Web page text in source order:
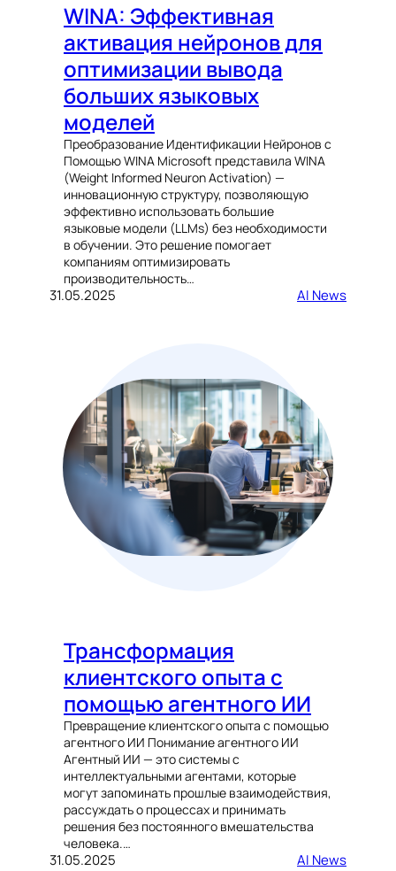
WINA: Эффективная
активация нейронов для
оптимизации вывода
больших языковых
моделей
Преобразование Идентификации Нейронов с
Помощью WINA Microsoft представила WINA
(Weight Informed Neuron Activation) —
инновационную структуру, позволяющую
эффективно использовать большие
языковые модели (LLMs) без необходимости
в обучении. Это решение помогает
компаниям оптимизировать
производительность…
31.05.2025 AI News
Трансформация
клиентского опыта с
помощью агентного ИИ
Превращение клиентского опыта с помощью
агентного ИИ Понимание агентного ИИ
Агентный ИИ — это системы с
интеллектуальными агентами, которые
могут запоминать прошлые взаимодействия,
рассуждать о процессах и принимать
решения без постоянного вмешательства
человека.…
31.05.2025 AI News